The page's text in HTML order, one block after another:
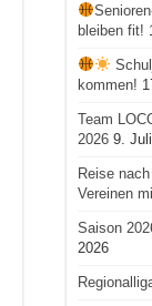
bleiben fit!
kommen!
Team
2026 9.
Reise
Vereinen
Saison
2026